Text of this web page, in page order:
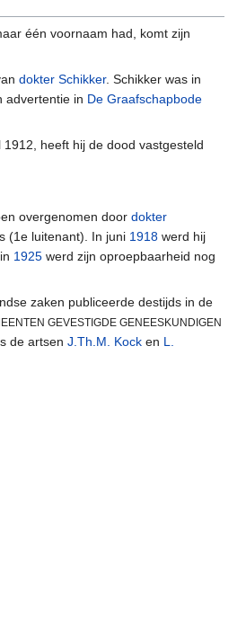
één voornaam had, komt zijn
dokter Schikker. Schikker was in
advertentie in De Graafschapbode
heeft hij de dood vastgesteld
overgenomen door dokter
(1e luitenant). In juni 1918 werd hij
1925 werd zijn oproepbaarheid nog
zaken publiceerde destijds in de
GEVESTIGDE GENEESKUNDIGEN
de artsen J.Th.M. Kock en L.